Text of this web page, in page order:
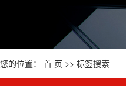
您的位置： 首 页 >> 标签搜索